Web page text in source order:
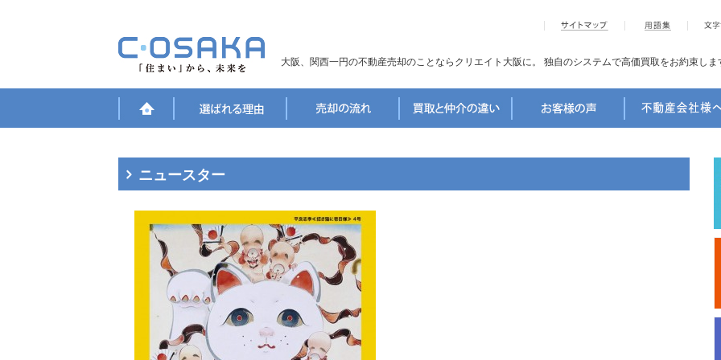
大阪、関西一円の不動産売却のことならクリエイト大阪に。 独自のシステムで高価買取をお約束しま
ニュースター